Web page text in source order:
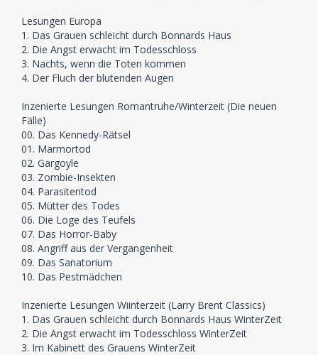
Lesungen Europa
1. Das Grauen schleicht durch Bonnards Haus
2. Die Angst erwacht im Todesschloss
3. Nachts, wenn die Toten kommen
4. Der Fluch der blutenden Augen
Inzenierte Lesungen Romantruhe/Winterzeit (Die neuen
Fälle)
00. Das Kennedy-Rätsel
01. Marmortod
02. Gargoyle
03. Zombie-Insekten
04. Parasitentod
05. Mütter des Todes
06. Die Loge des Teufels
07. Das Horror-Baby
08. Angriff aus der Vergangenheit
09. Das Sanatorium
10. Das Pestmädchen
Inzenierte Lesungen Wiinterzeit (Larry Brent Classics)
1. Das Grauen schleicht durch Bonnards Haus WinterZeit
2. Die Angst erwacht im Todesschloss WinterZeit
3. Im Kabinett des Grauens WinterZeit